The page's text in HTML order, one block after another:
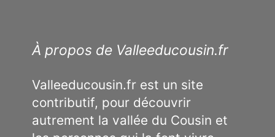
À propos de Valleeducousin.fr
Valleeducousin.fr est un site
contributif, pour découvrir
autrement la vallée du Cousin et